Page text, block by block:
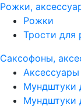
Рожки,
Рожки
Трости для
Саксофоны,
Мундштуки
Мундштуки